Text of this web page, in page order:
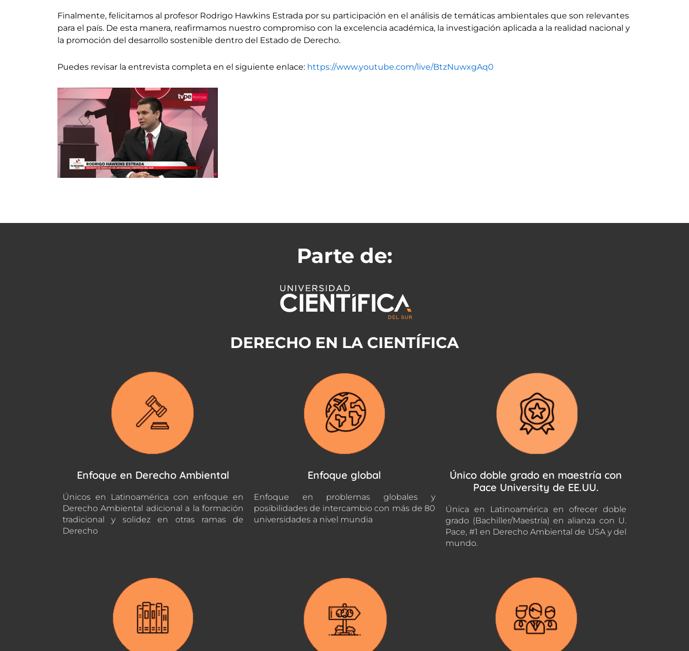
Finalmente, felicitamos al profesor Rodrigo Hawkins Estrada por su participación en el análisis de temáticas ambientales que son relevantes
para el país. De esta manera, reafirmamos nuestro compromiso con la excelencia académica, la investigación aplicada a la realidad nacional y
la promoción del desarrollo sostenible dentro del Estado de Derecho.
Puedes revisar la entrevista completa en el siguiente enlace: https://www.youtube.com/live/BtzNuwxgAq0
Parte de:
DERECHO EN LA CIENTÍFICA
Enfoque en Derecho Ambiental
Únicos en Latinoamérica con enfoque en
Derecho Ambiental adicional a la formación
tradicional y solidez en otras ramas de
Derecho
Enfoque global
Enfoque en problemas globales y
posibilidades de intercambio con más de 80
universidades a nivel mundia
Único doble grado en maestría con
Pace University de EE.UU.
Única en Latinoamérica en ofrecer doble
grado (Bachiller/Maestría) en alianza con U.
Pace, #1 en Derecho Ambiental de USA y del
mundo.